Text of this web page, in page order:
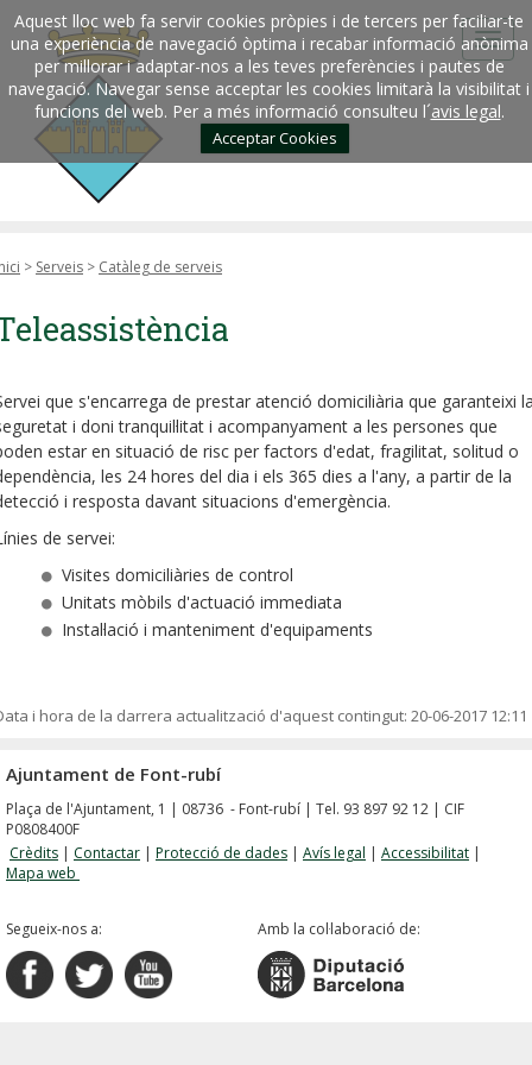
Aquest lloc web fa servir cookies pròpies i de tercers per faciliar-te
una experiència de navegació òptima i recabar informació anònima
per millorar i adaptar-nos a les teves preferències i pautes de
navegació. Navegar sense acceptar les cookies limitarà la visibilitat i
funcions del web. Per a més informació consulteu l´avis legal.
Acceptar Cookies
> Serveis > Catàleg de serveis
que s'encarrega de prestar atenció domiciliària que garanteixi
i doni tranquil·litat i acompanyament a les persones que
estar en situació de risc per factors d'edat, fragilitat, solitud o
les 24 hores del dia i els 365 dies a l'any, a partir de la
i resposta davant situacions d'emergència.
de servei:
Visites domiciliàries de control
Unitats mòbils d'actuació immediata
Instal·lació i manteniment d'equipaments
i hora de la darrera actualització d'aquest contingut: 20-06-2017 12:11
Ajuntament de Font-rubí
Plaça de l'Ajuntament, 1 | 08736 - Font-rubí | Tel. 93 897 92 12 | CIF
P0808400F
Crèdits | Contactar | Protecció de dades | Avís legal | Accessibilitat |
Mapa web
Segueix-nos a: Amb la col·laboració de: